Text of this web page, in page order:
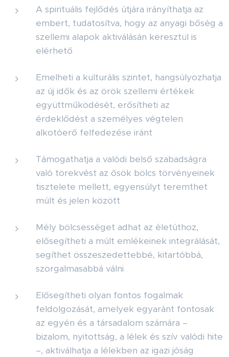
A spirituális fejlődés útjára irányíthatja az
embert, tudatosítva, hogy az anyagi bőség a
szellemi alapok aktiválásán keresztül is
elérhető
Emelheti a kulturális szintet, hangsúlyozhatja
az új idők és az örök szellemi értékek
együttműködését, erősítheti az
érdeklődést a személyes végtelen
alkotóerő felfedezése iránt
Támogathatja a valódi belső szabadságra
való törekvést az ősök bölcs törvényeinek
tisztelete mellett, egyensúlyt teremthet
múlt és jelen között
Mély bölcsességet adhat az életúthoz,
elősegítheti a múlt emlékeinek integrálását,
segíthet összeszedettebbé, kitartóbbá,
szorgalmasabbá válni
Elősegítheti olyan fontos fogalmak
feldolgozását, amelyek egyaránt fontosak
az egyén és a társadalom számára –
bizalom, nyitottság, a lélek és szív valódi hite
–, aktiválhatja a lélekben az igazi jóság